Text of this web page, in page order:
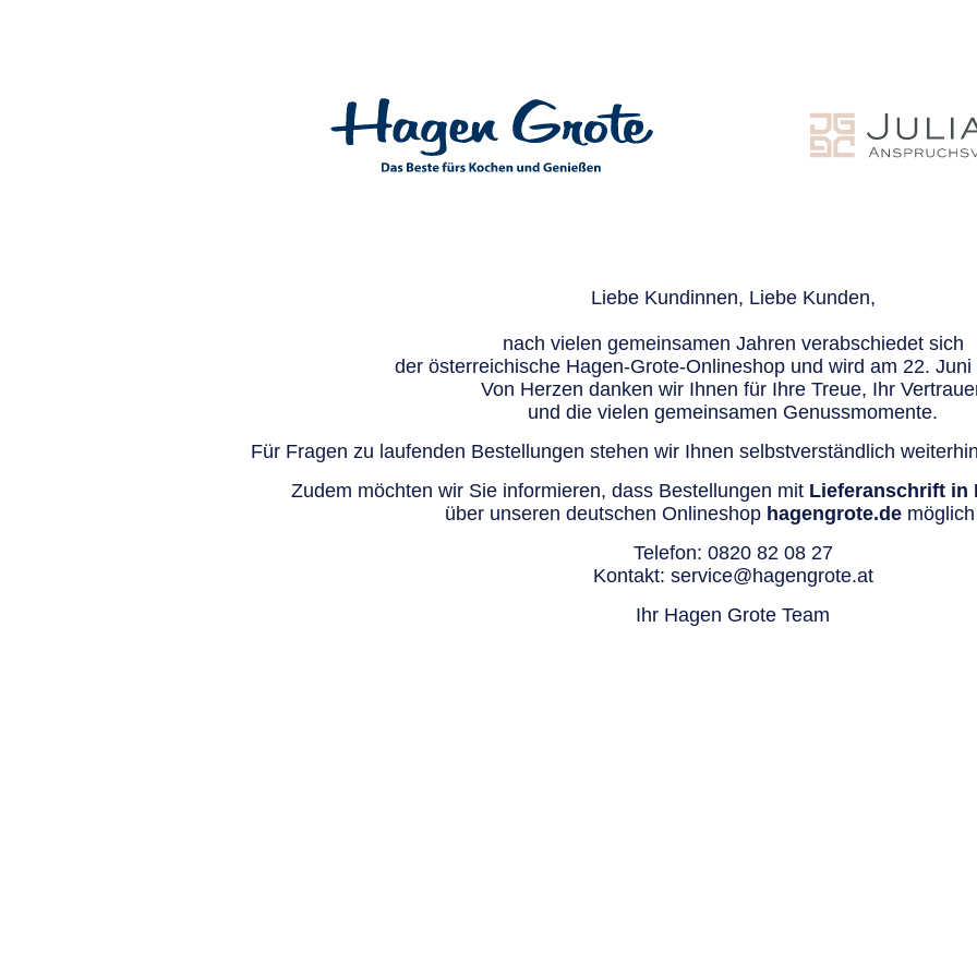
Liebe Kundinnen, Liebe Kunden,
nach vielen gemeinsamen Jahren verabschiedet sich
der österreichische Hagen-Grote-Onlineshop und wird am 22. Juni
Von Herzen danken wir Ihnen für Ihre Treue, Ihr
und die vielen gemeinsamen Genussmomente.
Für Fragen zu laufenden Bestellungen stehen wir Ihnen selbstverständlich
Zudem möchten wir Sie informieren, dass Bestellungen mit Lieferanschrift in
über unseren deutschen Onlineshop hagengrote.demöglich
Telefon: 0820 82 08 27
Kontakt: service@hagengrote.at
Ihr Hagen Grote Team